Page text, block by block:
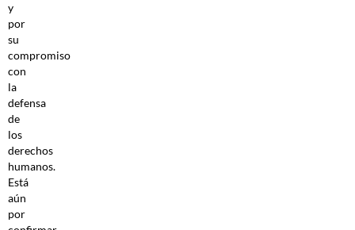
y
por
su
compromiso
con
la
defensa
de
los
derechos
humanos.
Está
aún
por